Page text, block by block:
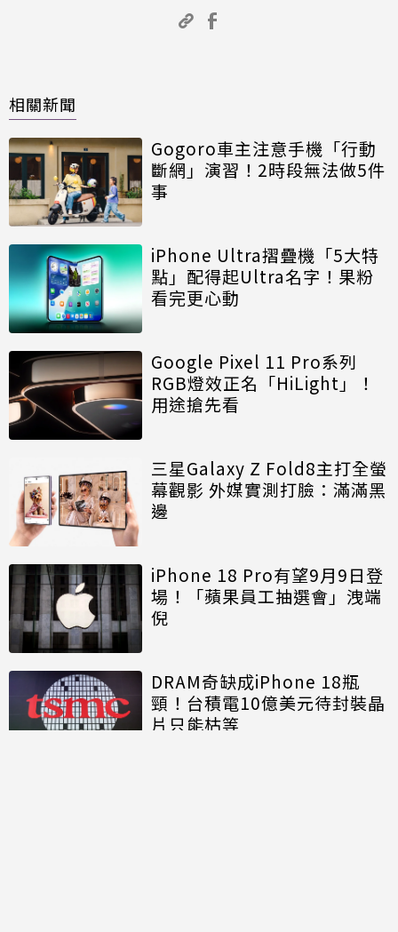
相關新聞
Gogoro車主注意手機「行動
斷網」演習！2時段無法做5件
事
iPhone Ultra摺疊機「5大特
點」配得起Ultra名字！果粉
看完更心動
Google Pixel 11 Pro系列
RGB燈效正名「HiLight」！
用途搶先看
三星Galaxy Z Fold8主打全螢
幕觀影 外媒實測打臉：滿滿黑
邊
iPhone 18 Pro有望9月9日登
場！「蘋果員工抽選會」洩端
倪
DRAM奇缺成iPhone 18瓶
頸！台積電10億美元待封裝晶
片只能枯等